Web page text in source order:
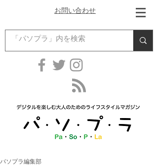
お問い合わせ
パソプラ編集部